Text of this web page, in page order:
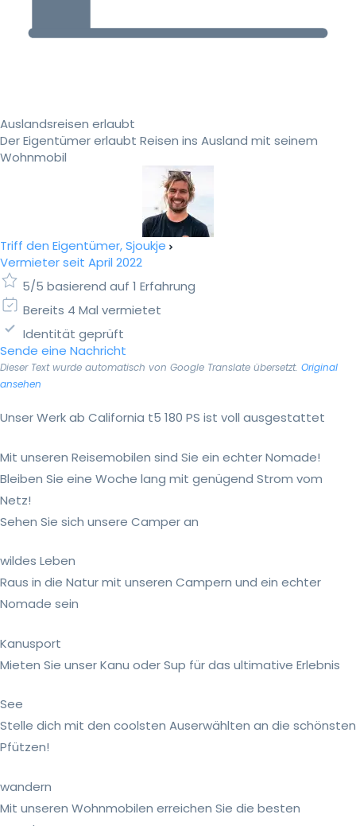
Auslandsreisen erlaubt
Der Eigentümer erlaubt Reisen ins Ausland mit seinem
Wohnmobil
Triff den Eigentümer, Sjoukje
Vermieter seit April 2022
5/5 basierend auf 1 Erfahrung
Bereits 4 Mal vermietet
Identität geprüft
Sende eine Nachricht
Dieser Text wurde automatisch von Google Translate übersetzt. Original
ansehen
Unser Werk ab California t5 180 PS ist voll ausgestattet
Mit unseren Reisemobilen sind Sie ein echter Nomade!
Bleiben Sie eine Woche lang mit genügend Strom vom
Netz!
Sehen Sie sich unsere Camper an
wildes Leben
Raus in die Natur mit unseren Campern und ein echter
Nomade sein
Kanusport
Mieten Sie unser Kanu oder Sup für das ultimative Erlebnis
See
Stelle dich mit den coolsten Auserwählten an die schönsten
Pfützen!
wandern
Mit unseren Wohnmobilen erreichen Sie die besten